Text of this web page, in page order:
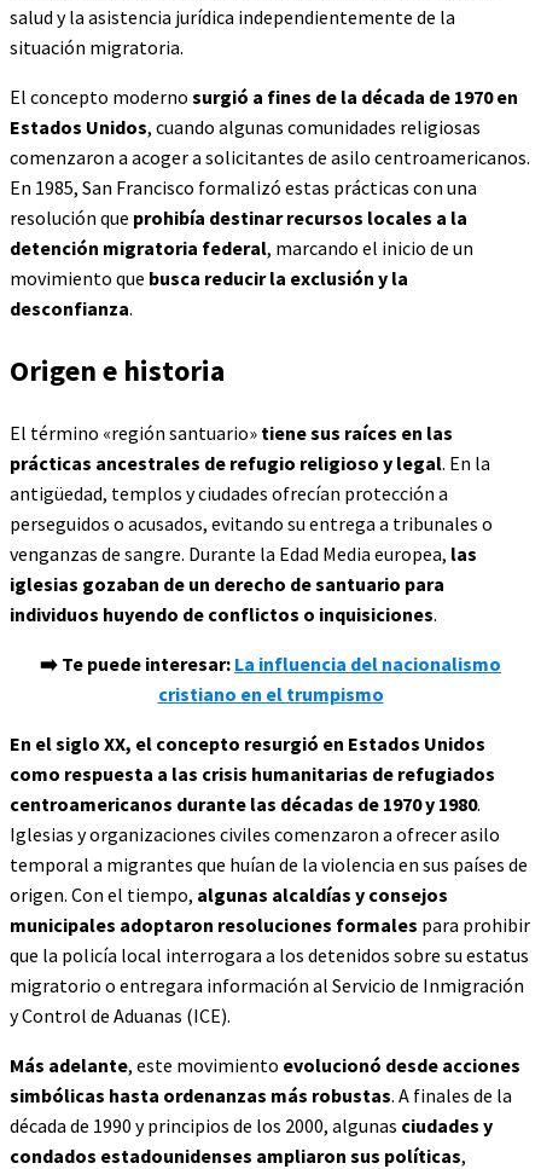
salud y la asistencia jurídica independientemente de la
situación migratoria.
El concepto moderno surgió a fines de la década de 1970 en
Estados Unidos, cuando algunas comunidades religiosas
comenzaron a acoger a solicitantes de asilo centroamericanos.
En 1985, San Francisco formalizó estas prácticas con una
resolución que prohibía destinar recursos locales a la
detención migratoria federal, marcando el inicio de un
movimiento que busca reducir la exclusión y la
desconfianza.
Origen e historia
El término «región santuario» tiene sus raíces en las
prácticas ancestrales de refugio religioso y legal. En la
antigüedad, templos y ciudades ofrecían protección a
perseguidos o acusados, evitando su entrega a tribunales o
venganzas de sangre. Durante la Edad Media europea, las
iglesias gozaban de un derecho de santuario para
individuos huyendo de conflictos o inquisiciones.
➡️ Te puede interesar: La influencia del nacionalismo
cristiano en el trumpismo
En el siglo XX, el concepto resurgió en Estados Unidos
como respuesta a las crisis humanitarias de refugiados
centroamericanos durante las décadas de 1970 y 1980.
Iglesias y organizaciones civiles comenzaron a ofrecer asilo
temporal a migrantes que huían de la violencia en sus países de
origen. Con el tiempo, algunas alcaldías y consejos
municipales adoptaron resoluciones formales para prohibir
que la policía local interrogara a los detenidos sobre su estatus
migratorio o entregara información al Servicio de Inmigración
y Control de Aduanas (ICE).
Más adelante, este movimiento evolucionó desde acciones
simbólicas hasta ordenanzas más robustas. A finales de la
década de 1990 y principios de los 2000, algunas ciudades y
condados estadounidenses ampliaron sus políticas,